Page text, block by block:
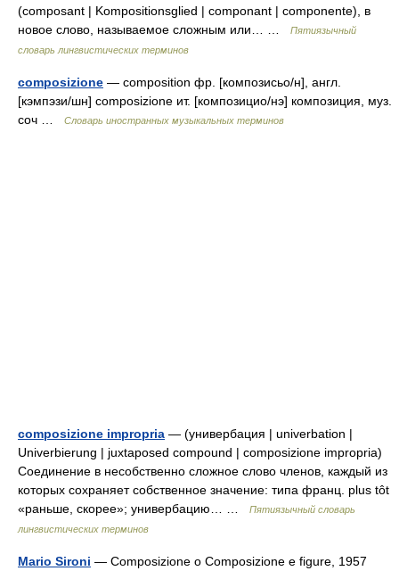
(composant | Kompositionsglied | componant | componente), в
новое слово, называемое сложным или… …
Пятиязычный
словарь лингвистических терминов
composizione — composition фр. [композисьо/н], англ.
[кэмпэзи/шн] composizione ит. [композицио/нэ] композиция, муз.
соч …
Словарь иностранных музыкальных терминов
composizione impropria — (универбация | univerbation |
Univerbierung | juxtaposed compound | composizione impropria)
Соединение в несобственно сложное слово членов, каждый из
которых сохраняет собственное значение: типа франц. plus tôt
«раньше, скорее»; универбацию… …
Пятиязычный словарь
лингвистических терминов
Mario Sironi — Composizione o Composizione e figure, 1957